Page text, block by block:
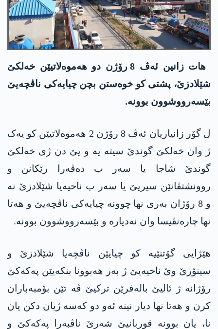
ھات زانین ئەڤ 8 رۆژن دو ھەموەلاتیێن خەلکێ
شێلادزێ، پشتی کو خوەستن بچن چیایەکی ناڤچەیێ
بێسەرووشوون بوونە.
ل گۆر زانیاریان ئەڤ 8 رۆژن 2 ھەموەلاتیێن کو یەک
ژ وان خەلکێ گوندێ سیتە یە و یێ دن ژی خەلکێ
گوندێ شاجا یا سەر ب دەڤەرا رێکانن و
روونشتڤانێن سیریێ یا سەر ب ناحیەیا شێلادزێ نە
و 8 رۆژان بەری نھا چوونە چیایەکی ناڤچەیێ و ھەتا
نھا چارەنڤیسا وان نەدیارە و بێسەرووشوون بوونە.
ھێژایی گۆتنێیە کو چیایێن ناڤچەیا شێلادزێ و
سینۆرێ وێ ناحیەیێ ژ بەر ھەبوونا بنکەیێن پەکەکێ
رۆژانە ژ ئالیێ بالەفرێن ترکیێ ڤە تێن بۆمبەباران
کرن و ھەتا نھا دیار نینە ئەو دو کەسە ژیان دکن یان
نا، یان بوونە قوربانیێ شەرێ ناڤبەرا پەکەکێ و